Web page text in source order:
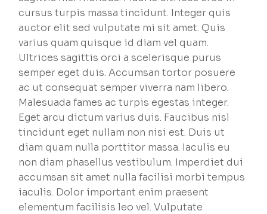
cursus turpis massa tincidunt. Integer quis
auctor elit sed vulputate mi sit amet. Quis
varius quam quisque id diam vel quam.
Ultrices sagittis orci a scelerisque purus
semper eget duis. Accumsan tortor posuere
ac ut consequat semper viverra nam libero.
Malesuada fames ac turpis egestas integer.
Eget arcu dictum varius duis. Faucibus nisl
tincidunt eget nullam non nisi est. Duis ut
diam quam nulla porttitor massa. Iaculis eu
non diam phasellus vestibulum. Imperdiet dui
accumsan sit amet nulla facilisi morbi tempus
iaculis. Dolor important enim praesent
elementum facilisis leo vel. Vulputate